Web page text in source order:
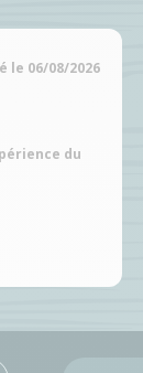
le 06/08/2026
du